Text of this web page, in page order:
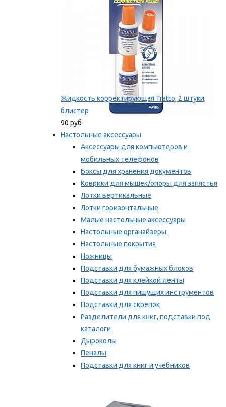
Жидкость корректирующая Tratto, 2 штуки,
блистер
90 руб
Настольные аксессуары
Аксессуары для компьютеров и
мобильных телефонов
Боксы для хранения документов
Коврики для мышек/опоры для запястья
Лотки вертикальные
Лотки горизонтальные
Малые настольные аксессуары
Настольные органайзеры
Настольные покрытия
Ножницы
Подставки для бумажных блоков
Подставки для клейкой ленты
Подставки для пишущих инструментов
Подставки для скрепок
Разделители для книг, подставки под
каталоги
Дыроколы
Пеналы
Подставки для книг и учебников